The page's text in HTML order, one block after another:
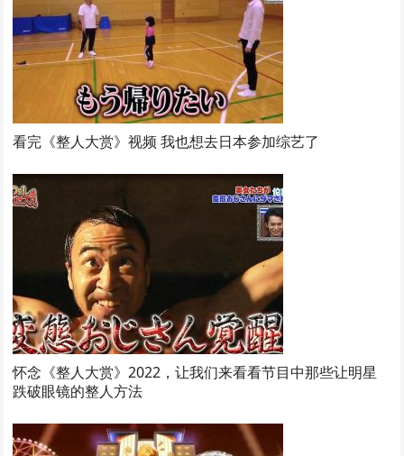
看完《整人大赏》视频 我也想去日本参加综艺了
怀念《整人大赏》2022，让我们来看看节目中那些让明星
跌破眼镜的整人方法